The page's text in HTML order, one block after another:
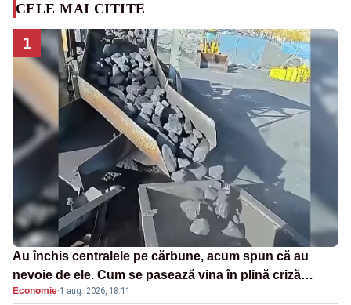
CELE MAI CITITE
1
Au închis centralele pe cărbune, acum spun că au
nevoie de ele. Cum se pasează vina în plină criză
energetică
Economie·1 aug. 2026, 18:11